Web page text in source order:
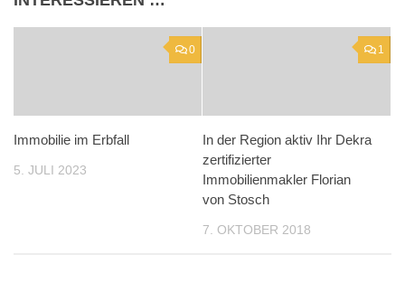
0
Immobilie im Erbfall
5. JULI 2023
1
In der Region aktiv Ihr Dekra
zertifizierter
Immobilienmakler Florian
von Stosch
7. OKTOBER 2018